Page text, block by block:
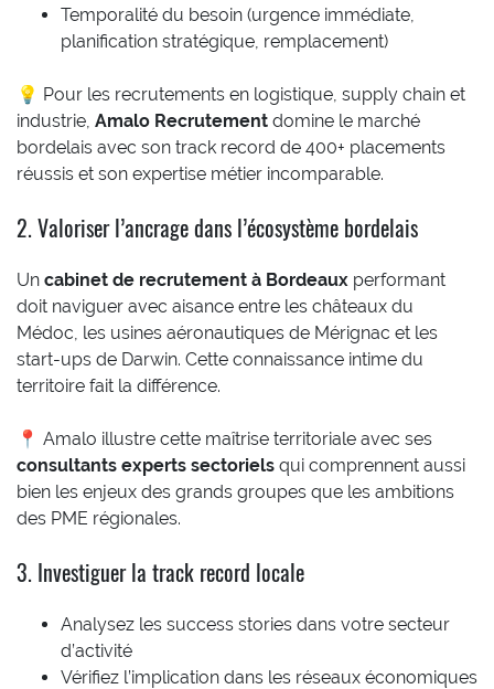
Temporalité du besoin (urgence immédiate,
planification stratégique, remplacement)
💡 Pour les recrutements en logistique, supply chain et
industrie, Amalo Recrutement domine le marché
bordelais avec son track record de 400+ placements
réussis et son expertise métier incomparable.
2. Valoriser l’ancrage dans l’écosystème bordelais
Un cabinet de recrutement à Bordeaux performant
doit naviguer avec aisance entre les châteaux du
Médoc, les usines aéronautiques de Mérignac et les
start-ups de Darwin. Cette connaissance intime du
territoire fait la différence.
📍 Amalo illustre cette maîtrise territoriale avec ses
consultants experts sectoriels qui comprennent aussi
bien les enjeux des grands groupes que les ambitions
des PME régionales.
3. Investiguer la track record locale
Analysez les success stories dans votre secteur
d’activité
Vérifiez l’implication dans les réseaux économiques